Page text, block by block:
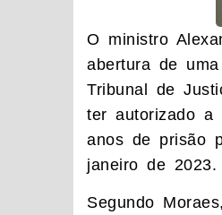
O ministro
abertura de
Tribunal de
ter autorizado a
anos de prisão
janeiro de 2023.
Segundo